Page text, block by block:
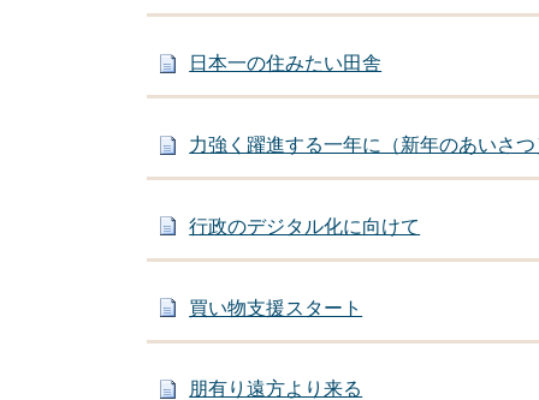
日本一の住みたい田舎
力強く躍進する一年に（新年のあいさ
行政のデジタル化に向けて
買い物支援スタート
朋有り遠方より来る